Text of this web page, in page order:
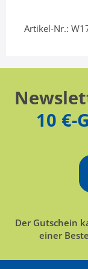
Artikel-Nr.:
10 €-
Der Gutschein
einer